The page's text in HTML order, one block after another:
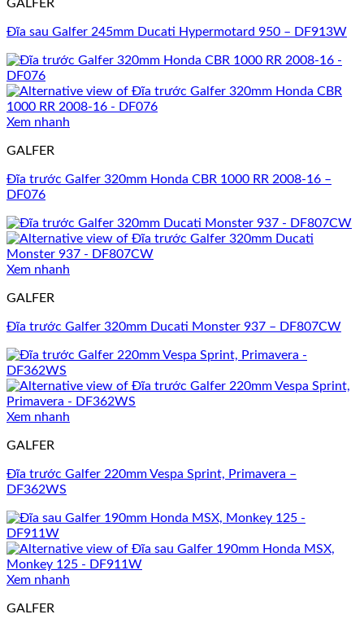
GALFER
Đĩa sau Galfer 245mm Ducati Hypermotard 950 – DF913W
Xem nhanh
GALFER
Đĩa trước Galfer 320mm Honda CBR 1000 RR 2008-16 –
DF076
Xem nhanh
GALFER
Đĩa trước Galfer 320mm Ducati Monster 937 – DF807CW
Xem nhanh
GALFER
Đĩa trước Galfer 220mm Vespa Sprint, Primavera –
DF362WS
Xem nhanh
GALFER